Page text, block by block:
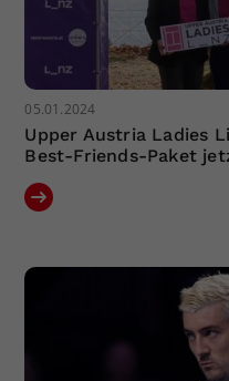
05.01.2024
Upper Austria Ladies
Best-Friends-Paket